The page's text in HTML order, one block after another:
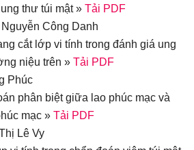
thư túi mật » Tải PDF
Công Danh
cắt lớp vi tính trong đánh giá ung
niệu trên » Tải PDF
Phúc
phân biệt giữa lao phúc mạc và
mạc » Tải PDF
Lê Vy